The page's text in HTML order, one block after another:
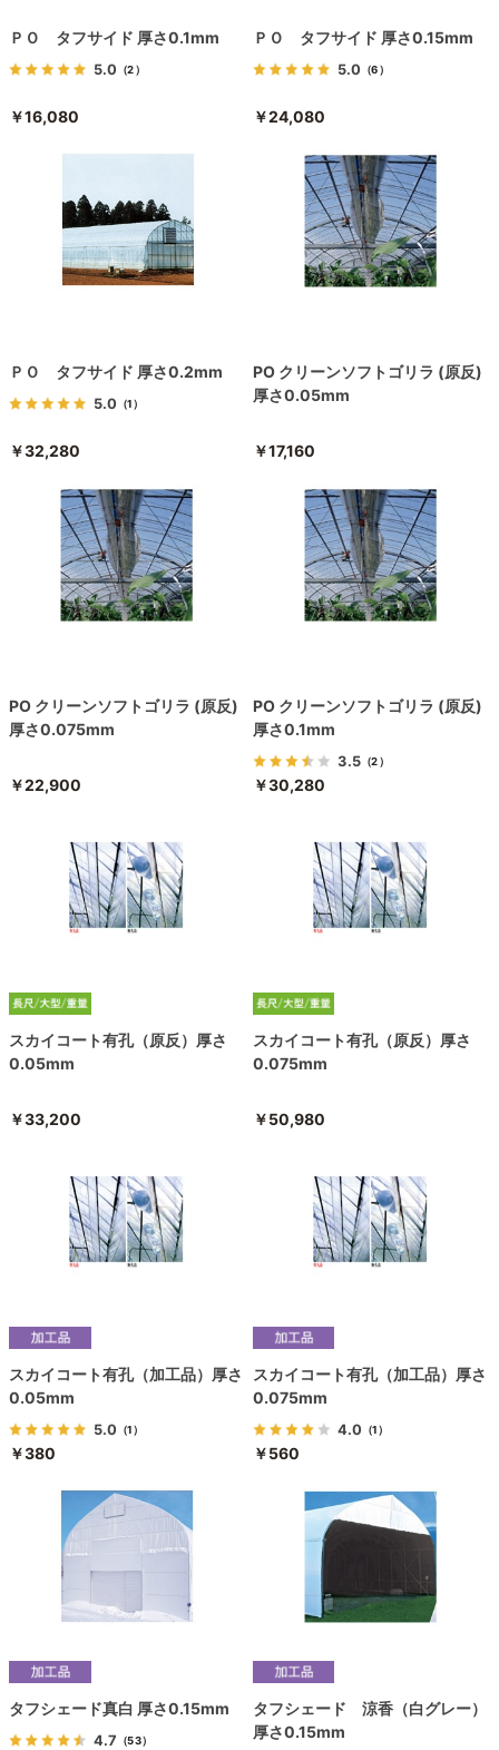
ＰＯ タフサイド 厚さ0.1mm
5.0 （2）
￥16,080
ＰＯ タフサイド 厚さ0.15mm
5.0 （6）
￥24,080
ＰＯ タフサイド 厚さ0.2mm
5.0 （1）
￥32,280
PO クリーンソフトゴリラ (原反)
厚さ0.05mm
￥17,160
PO クリーンソフトゴリラ (原反)
厚さ0.075mm
￥22,900
PO クリーンソフトゴリラ (原反)
厚さ0.1mm
3.5（2）
￥30,280
スカイコート有孔（原反）厚さ
0.05mm
￥33,200
スカイコート有孔（原反）厚さ
0.075mm
￥50,980
スカイコート有孔（加工品）厚さ
0.05mm
5.0 （1）
￥380
スカイコート有孔（加工品）厚さ
0.075mm
4.0 （1）
￥560
タフシェード真白 厚さ0.15mm
4.7 （53）
タフシェード 涼香（白グレー）
厚さ0.15mm